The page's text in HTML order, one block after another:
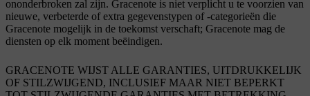
ononderbroken zal zijn. Gracenote is niet verplicht u te voorzien van
nieuwe, verbeterde of extra gegevenstypen of -categorieën die
Gracenote mogelijk in de toekomst verschaft; Gracenote mag de
diensten op elk moment beëindigen.
GRACENOTE WIJST ALLE GARANTIES, UITDRUKKELIJK
OF STILZWIJGEND, INCLUSIEF MAAR NIET BEPERKT